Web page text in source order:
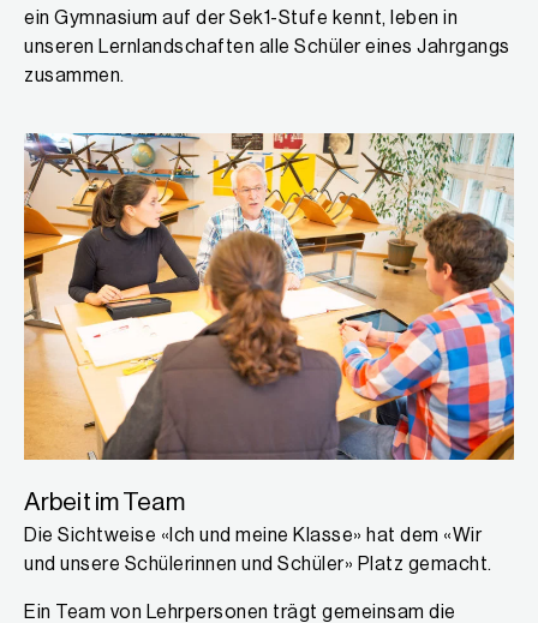
ein Gymnasium auf der Sek1-Stufe kennt, leben in
unseren Lernlandschaften alle Schüler eines Jahrgangs
zusammen.
Arbeit im Team
Die Sichtweise «Ich und meine Klasse» hat dem «Wir
und unsere Schülerinnen und Schüler» Platz gemacht.
Ein Team von Lehrpersonen trägt gemeinsam die